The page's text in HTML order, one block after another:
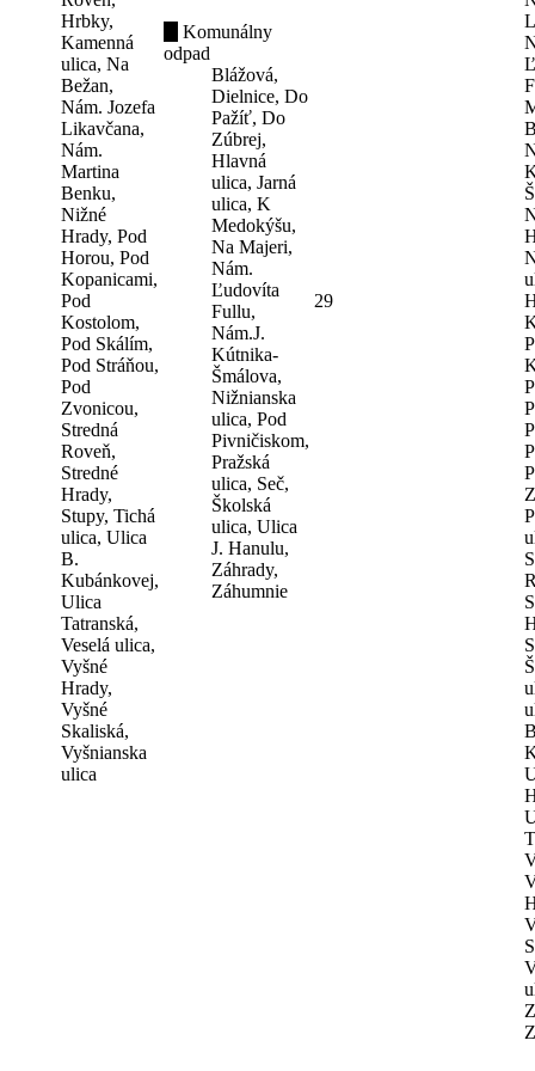
Hrbky,
Kamenná
ulica, Na
Bežan,
Nám. Jozefa
Likavčana,
Nám.
Martina
Benku,
Nižné
Hrady, Pod
Horou, Pod
Kopanicami,
Pod
Kostolom,
Pod Skálím,
Pod Stráňou,
Pod
Zvonicou,
Stredná
Roveň,
Stredné
Hrady,
Stupy, Tichá
ulica, Ulica
B.
Kubánkovej,
Ulica
Tatranská,
Veselá ulica,
Vyšné
Hrady,
Vyšné
Skaliská,
Vyšnianska
ulica
Komunálny
odpad
Blážová,
Dielnice, Do
Pažíť, Do
Zúbrej,
Hlavná
ulica, Jarná
ulica, K
Medokýšu,
Na Majeri,
Nám.
Ľudovíta
Fullu,
Nám.J.
Kútnika-
Šmálova,
Nižnianska
ulica, Pod
Pivničiskom,
Pražská
ulica, Seč,
Školská
ulica, Ulica
J. Hanulu,
Záhrady,
Záhumnie
29